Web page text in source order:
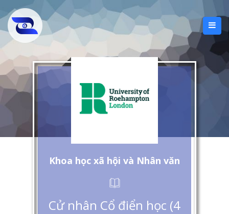
Khoa học xã hội và Nhân văn
Cử nhân Cổ điển học (4